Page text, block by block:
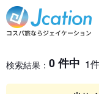
レンタカー検索・比較
レンタカー検索結果
検索結果： 0 件中 1